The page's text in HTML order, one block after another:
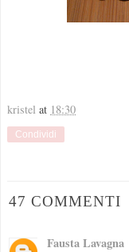
kristel at 18:30
Condividi
47 COMMENTI
Fausta Lavagna